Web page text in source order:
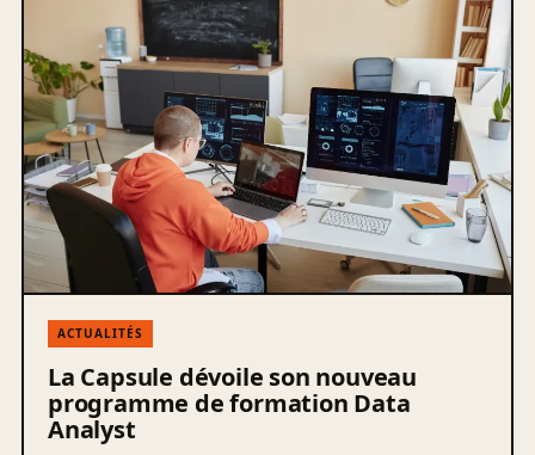
ACTUALITÉS
La Capsule dévoile son nouveau
programme de formation Data
Analyst